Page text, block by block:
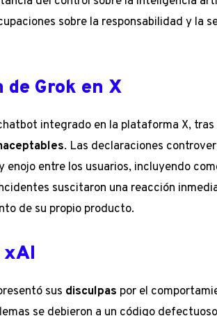
sobre la responsabilidad y la
Grok en X
integrado en la plataforma X, tras
. Las declaraciones
enojo entre los usuarios, incluyendo
suscitaron una reacción
de su propio producto.
xAI
sus disculpas por el
se debieron a un código